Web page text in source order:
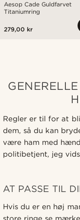
Aesop Cade Guldfarvet
Titaniumring
279,00 kr
Regler er til for at
dem, så du kan
være ham med
politibetjent, jeg
AT PASSE TIL
Hvis du er en høj